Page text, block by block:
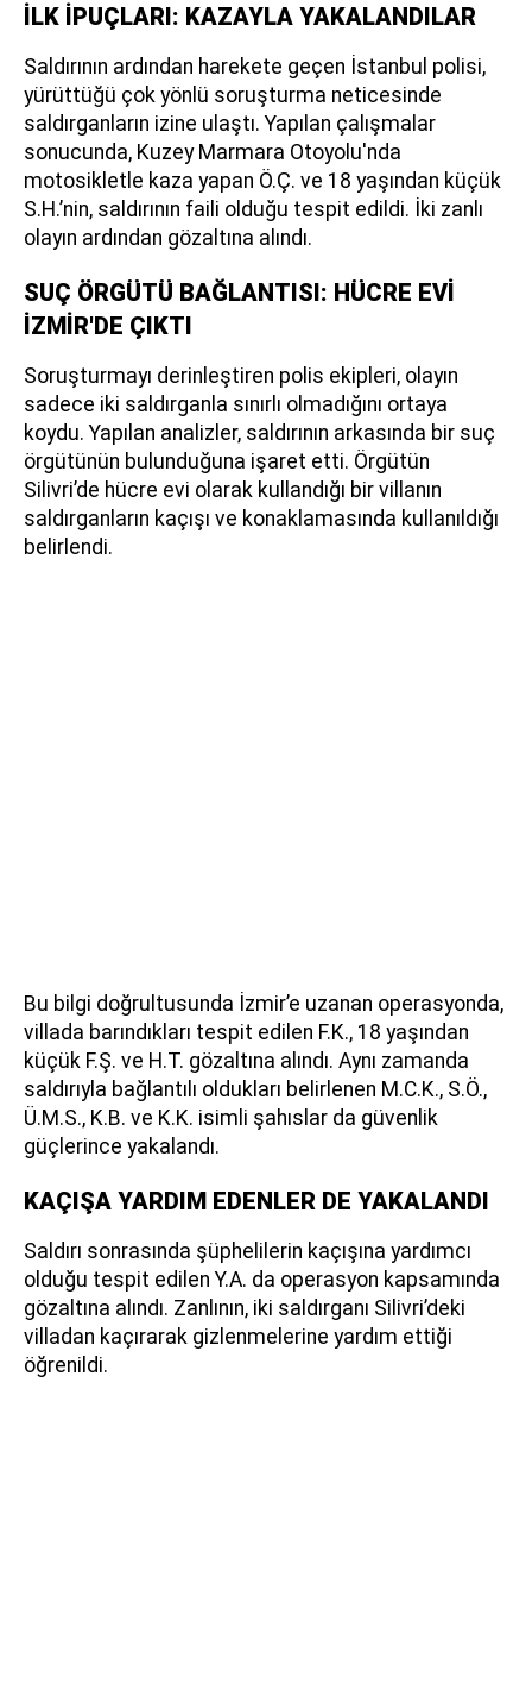
İLK İPUÇLARI: KAZAYLA YAKALANDILAR
Saldırının ardından harekete geçen İstanbul polisi,
yürüttüğü çok yönlü soruşturma neticesinde
saldırganların izine ulaştı. Yapılan çalışmalar
sonucunda, Kuzey Marmara Otoyolu'nda
motosikletle kaza yapan Ö.Ç. ve 18 yaşından küçük
S.H.’nin, saldırının faili olduğu tespit edildi. İki zanlı
olayın ardından gözaltına alındı.
SUÇ ÖRGÜTÜ BAĞLANTISI: HÜCRE EVİ
İZMİR'DE ÇIKTI
Soruşturmayı derinleştiren polis ekipleri, olayın
sadece iki saldırganla sınırlı olmadığını ortaya
koydu. Yapılan analizler, saldırının arkasında bir suç
örgütünün bulunduğuna işaret etti. Örgütün
Silivri’de hücre evi olarak kullandığı bir villanın
saldırganların kaçışı ve konaklamasında kullanıldığı
belirlendi.
Bu bilgi doğrultusunda İzmir’e uzanan operasyonda,
villada barındıkları tespit edilen F.K., 18 yaşından
küçük F.Ş. ve H.T. gözaltına alındı. Aynı zamanda
saldırıyla bağlantılı oldukları belirlenen M.C.K., S.Ö.,
Ü.M.S., K.B. ve K.K. isimli şahıslar da güvenlik
güçlerince yakalandı.
KAÇIŞA YARDIM EDENLER DE YAKALANDI
Saldırı sonrasında şüphelilerin kaçışına yardımcı
olduğu tespit edilen Y.A. da operasyon kapsamında
gözaltına alındı. Zanlının, iki saldırganı Silivri’deki
villadan kaçırarak gizlenmelerine yardım ettiği
öğrenildi.